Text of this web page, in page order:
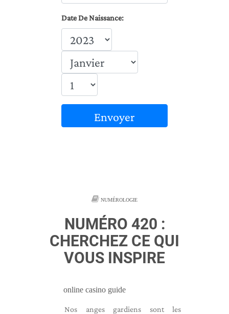
Date De Naissance:
Envoyer
NUMÉROLOGIE
NUMÉRO 420 :
CHERCHEZ CE QUI
VOUS INSPIRE
online casino guide
Nos anges gardiens sont les